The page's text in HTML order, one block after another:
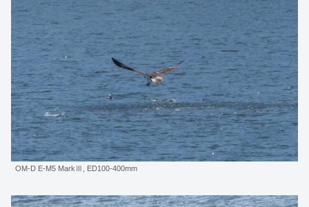
OM-D E-M5 MarkⅢ, ED100-400mm